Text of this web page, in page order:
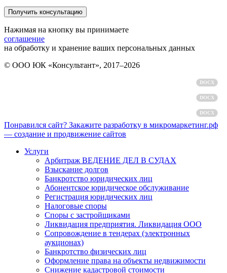
Нажимая на кнопку вы принимаете
соглашение
на обработку и хранение ваших персональных данных
© ООО ЮК «Консультант», 2017–2026
DOCX
DOCX
DOCX
Понравился сайт? Закажите разработку в микромаркетинг.рф
— создание и продвижение сайтов
Услуги
Арбитраж ВЕДЕНИЕ ДЕЛ В СУДАХ
Взыскание долгов
Банкротство юридических лиц
Абонентское юридическое обслуживание
Регистрация юридических лиц
Налоговые споры
Споры с застройщиками
Ликвидация предприятия. Ликвидация ООО
Сопровождение в тендерах (электронных
аукционах)
Банкротство физических лиц
Оформление права на объекты недвижимости
Снижение кадастровой стоимости